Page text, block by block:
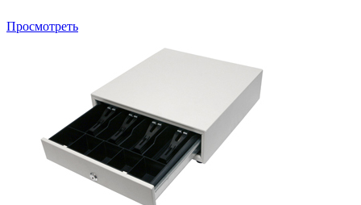
Просмотреть